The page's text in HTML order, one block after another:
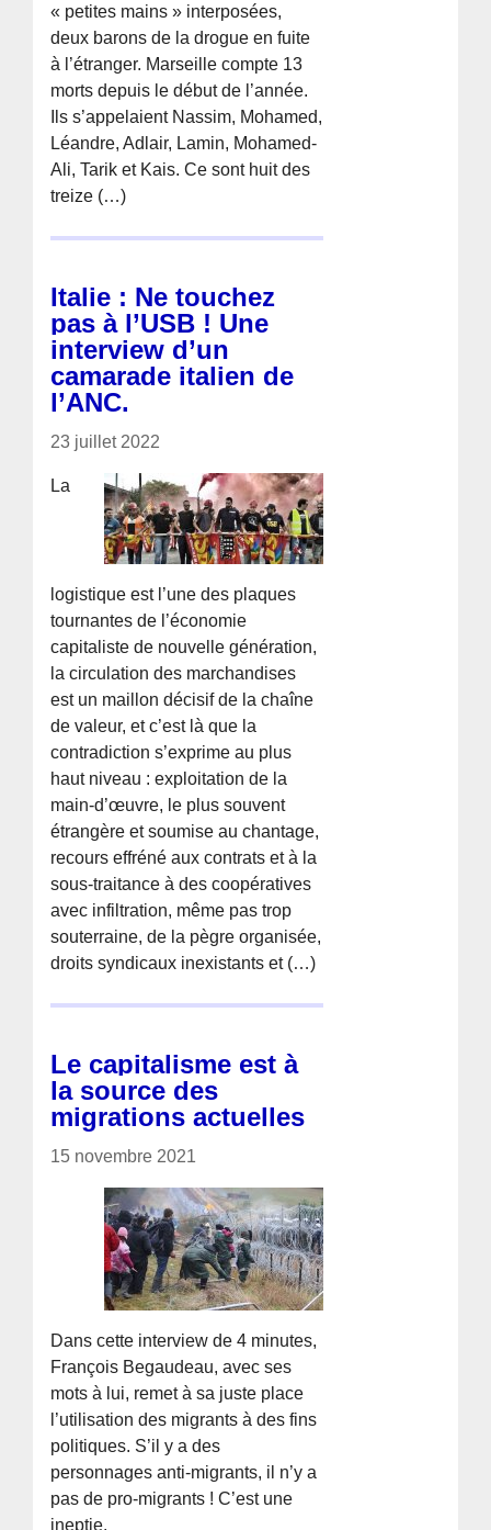
« petites mains » interposées,
deux barons de la drogue en fuite
à l’étranger. Marseille compte 13
morts depuis le début de l’année.
Ils s’appelaient Nassim, Mohamed,
Léandre, Adlair, Lamin, Mohamed-
Ali, Tarik et Kais. Ce sont huit des
treize (…)
Italie : Ne touchez
pas à l’USB ! Une
interview d’un
camarade italien de
l’ANC.
23 juillet 2022
La
logistique est l’une des plaques
tournantes de l’économie
capitaliste de nouvelle génération,
la circulation des marchandises
est un maillon décisif de la chaîne
de valeur, et c’est là que la
contradiction s’exprime au plus
haut niveau : exploitation de la
main-d’œuvre, le plus souvent
étrangère et soumise au chantage,
recours effréné aux contrats et à la
sous-traitance à des coopératives
avec infiltration, même pas trop
souterraine, de la pègre organisée,
droits syndicaux inexistants et (…)
Le capitalisme est à
la source des
migrations actuelles
15 novembre 2021
Dans cette interview de 4 minutes,
François Begaudeau, avec ses
mots à lui, remet à sa juste place
l’utilisation des migrants à des fins
politiques. S’il y a des
personnages anti-migrants, il n’y a
pas de pro-migrants ! C’est une
ineptie.